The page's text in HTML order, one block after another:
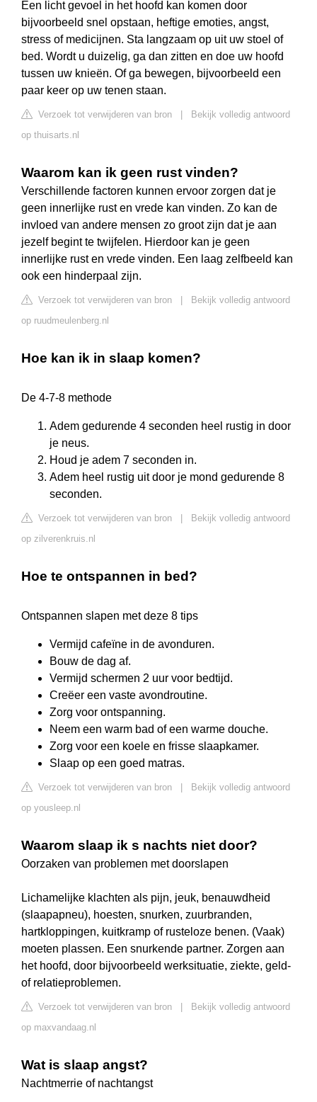
Een licht gevoel in het hoofd kan komen door
bijvoorbeeld snel opstaan, heftige emoties, angst,
stress of medicijnen. Sta langzaam op uit uw stoel of
bed. Wordt u duizelig, ga dan zitten en doe uw hoofd
tussen uw knieën. Of ga bewegen, bijvoorbeeld een
paar keer op uw tenen staan.
Verzoek tot verwijderen van bron
Bekijk volledig antwoord
op thuisarts.nl
Waarom kan ik geen rust vinden?
Verschillende factoren kunnen ervoor zorgen dat je
geen innerlijke rust en vrede kan vinden. Zo kan de
invloed van andere mensen zo groot zijn dat je aan
jezelf begint te twijfelen. Hierdoor kan je geen
innerlijke rust en vrede vinden. Een laag zelfbeeld kan
ook een hinderpaal zijn.
Verzoek tot verwijderen van bron
Bekijk volledig antwoord
op ruudmeulenberg.nl
Hoe kan ik in slaap komen?
De 4-7-8 methode
Adem gedurende 4 seconden heel rustig in door
je neus.
Houd je adem 7 seconden in.
Adem heel rustig uit door je mond gedurende 8
seconden.
Verzoek tot verwijderen van bron
Bekijk volledig antwoord
op zilverenkruis.nl
Hoe te ontspannen in bed?
Ontspannen slapen met deze 8 tips
Vermijd cafeïne in de avonduren.
Bouw de dag af.
Vermijd schermen 2 uur voor bedtijd.
Creëer een vaste avondroutine.
Zorg voor ontspanning.
Neem een warm bad of een warme douche.
Zorg voor een koele en frisse slaapkamer.
Slaap op een goed matras.
Verzoek tot verwijderen van bron
Bekijk volledig antwoord
op yousleep.nl
Waarom slaap ik s nachts niet door?
Oorzaken van problemen met doorslapen
Lichamelijke klachten als pijn, jeuk, benauwdheid
(slaapapneu), hoesten, snurken, zuurbranden,
hartkloppingen, kuitkramp of rusteloze benen. (Vaak)
moeten plassen. Een snurkende partner. Zorgen aan
het hoofd, door bijvoorbeeld werksituatie, ziekte, geld-
of relatieproblemen.
Verzoek tot verwijderen van bron
Bekijk volledig antwoord
op maxvandaag.nl
Wat is slaap angst?
Nachtmerrie of nachtangst